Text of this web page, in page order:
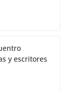
y escritores